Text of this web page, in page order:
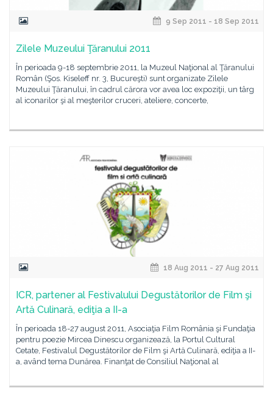
9 Sep 2011 - 18 Sep 2011
Zilele Muzeului Ţăranului 2011
În perioada 9-18 septembrie 2011, la Muzeul Naţional al Ţăranului
Român (Şos. Kiseleff nr. 3, Bucureşti) sunt organizate Zilele
Muzeului Ţăranului, în cadrul cărora vor avea loc expoziţii, un târg
al iconarilor şi al meşterilor cruceri, ateliere, concerte,
18 Aug 2011 - 27 Aug 2011
ICR, partener al Festivalului Degustătorilor de Film şi
Artă Culinară, ediţia a II-a
În perioada 18-27 august 2011, Asociaţia Film România şi Fundaţia
pentru poezie Mircea Dinescu organizează, la Portul Cultural
Cetate, Festivalul Degustătorilor de Film şi Artă Culinară, ediţia a II-
a, având tema Dunărea. Finanţat de Consiliul Naţional al